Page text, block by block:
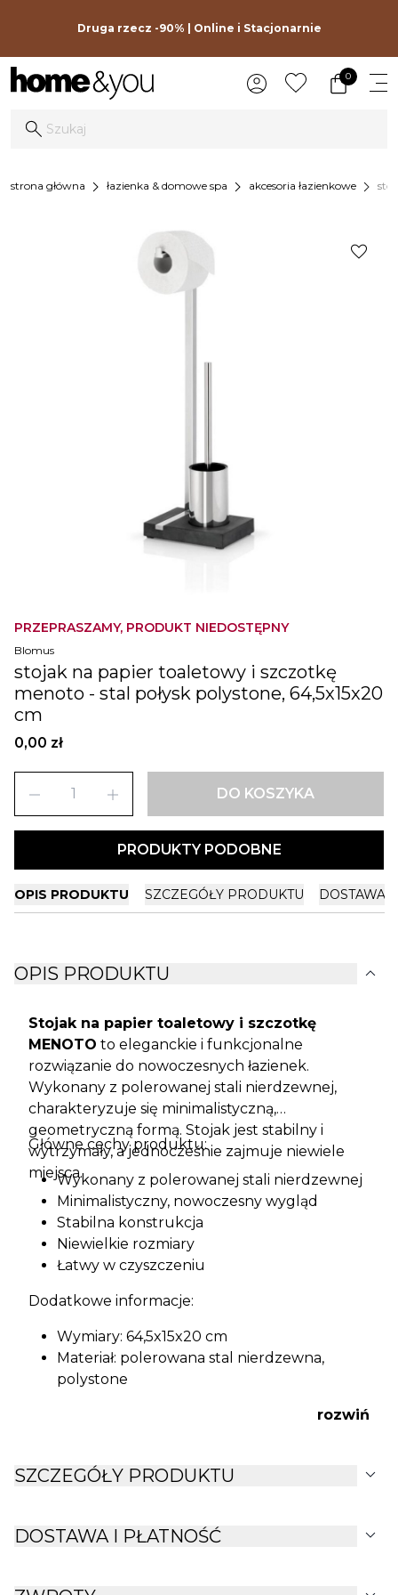
Druga rzecz -90% | Online i Stacjonarnie
0
strona główna chevron_right łazienka & domowe spa chevron_right akcesoria łazienkowe chevron_right
PRZEPRASZAMY, PRODUKT NIEDOSTĘPNY
Blomus
stojak na papier toaletowy i szczotkę
menoto - stal połysk polystone, 64,5x15x20
cm
0,00 zł
remove add DO KOSZYKA
PRODUKTY PODOBNE
favorite
OPIS PRODUKTU SZCZEGÓŁY PRODUKTU DOSTAWA
OPIS PRODUKTU expand_more
Stojak na papier toaletowy i szczotkę
MENOTO to eleganckie i funkcjonalne
rozwiązanie do nowoczesnych łazienek.
Wykonany z polerowanej stali nierdzewnej,
charakteryzuje się minimalistyczną,
geometryczną formą. Stojak jest stabilny i
wytrzymały, a jednocześnie zajmuje niewiele
miejsca.
Główne cechy produktu:
Wykonany z polerowanej stali nierdzewnej
Minimalistyczny, nowoczesny wygląd
Stabilna konstrukcja
Niewielkie rozmiary
Łatwy w czyszczeniu
Dodatkowe informacje:
Wymiary: 64,5x15x20 cm
Materiał: polerowana stal nierdzewna,
polystone
rozwiń
SZCZEGÓŁY PRODUKTU expand_more
DOSTAWA I PŁATNOŚĆ expand_more